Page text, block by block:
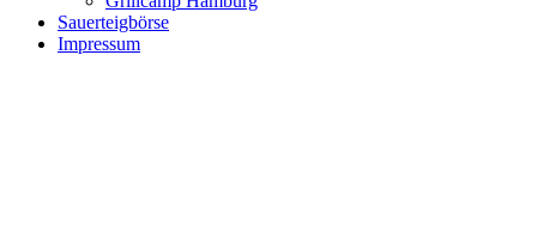
Sauerteigbörse
Impressum